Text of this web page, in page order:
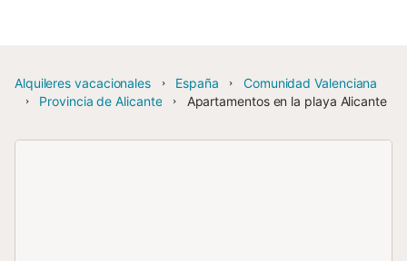
Alquileres vacacionales España
Comunidad Valenciana
Provincia de Alicante
Apartamentos en la playa Alicante